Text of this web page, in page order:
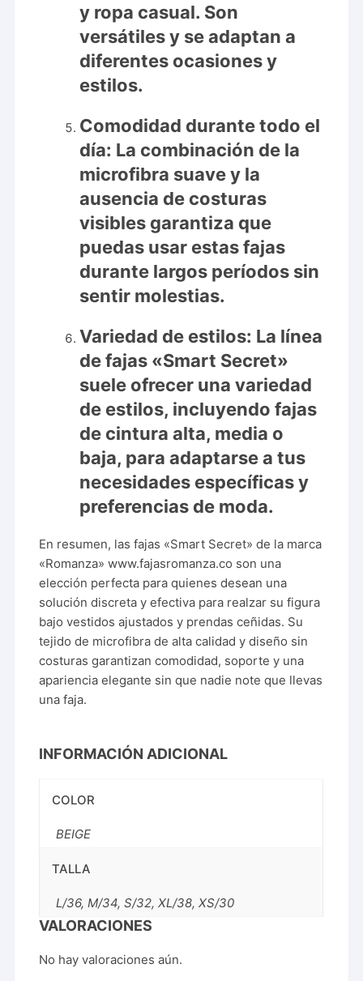
y ropa casual. Son
versátiles y se adaptan a
diferentes ocasiones y
estilos.
Comodidad durante todo el
día: La combinación de la
microfibra suave y la
ausencia de costuras
visibles garantiza que
puedas usar estas fajas
durante largos períodos sin
sentir molestias.
Variedad de estilos: La línea
de fajas «Smart Secret»
suele ofrecer una variedad
de estilos, incluyendo fajas
de cintura alta, media o
baja, para adaptarse a tus
necesidades específicas y
preferencias de moda.
En resumen, las fajas «Smart Secret» de la marca
«Romanza»www.fajasromanza.co son una
elección perfecta para quienes desean una
solución discreta y efectiva para realzar su figura
bajo vestidos ajustados y prendas ceñidas. Su
tejido de microfibra de alta calidad y diseño sin
costuras garantizan comodidad, soporte y una
apariencia elegante sin que nadie note que llevas
una faja.
INFORMACIÓN ADICIONAL
COLOR
BEIGE
TALLA
L/36, M/34, S/32, XL/38, XS/30
VALORACIONES
No hay valoraciones aún.